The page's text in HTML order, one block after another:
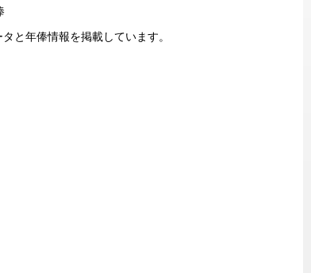
と年俸情報を掲載しています。